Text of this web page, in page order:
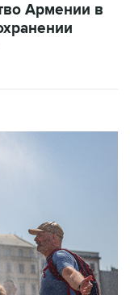
Армении в